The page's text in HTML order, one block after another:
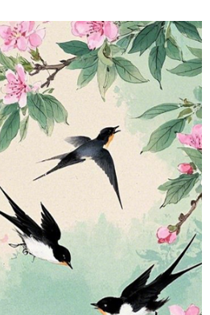
上海 江苏
福建 江西
湖北 湖南
海南 重庆
云南 西藏
宁夏
黑龙江